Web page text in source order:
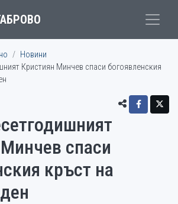
Новини
Кристиян Минчев спаси богоявленския
спаси
кръст на